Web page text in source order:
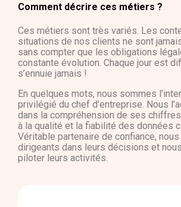
Comment décrire ces métiers ?
Ces métiers sont très variés. Les
situations de nos clients ne sont
sans compter que les obligations
constante évolution. Chaque jour est
s’ennuie jamais !
En quelques mots, nous sommes
privilégié du chef d’entreprise. Nous
dans la compréhension de ses
à la qualité et la fiabilité des données
Véritable partenaire de confiance,
dirigeants dans leurs décisions et
piloter leurs activités.